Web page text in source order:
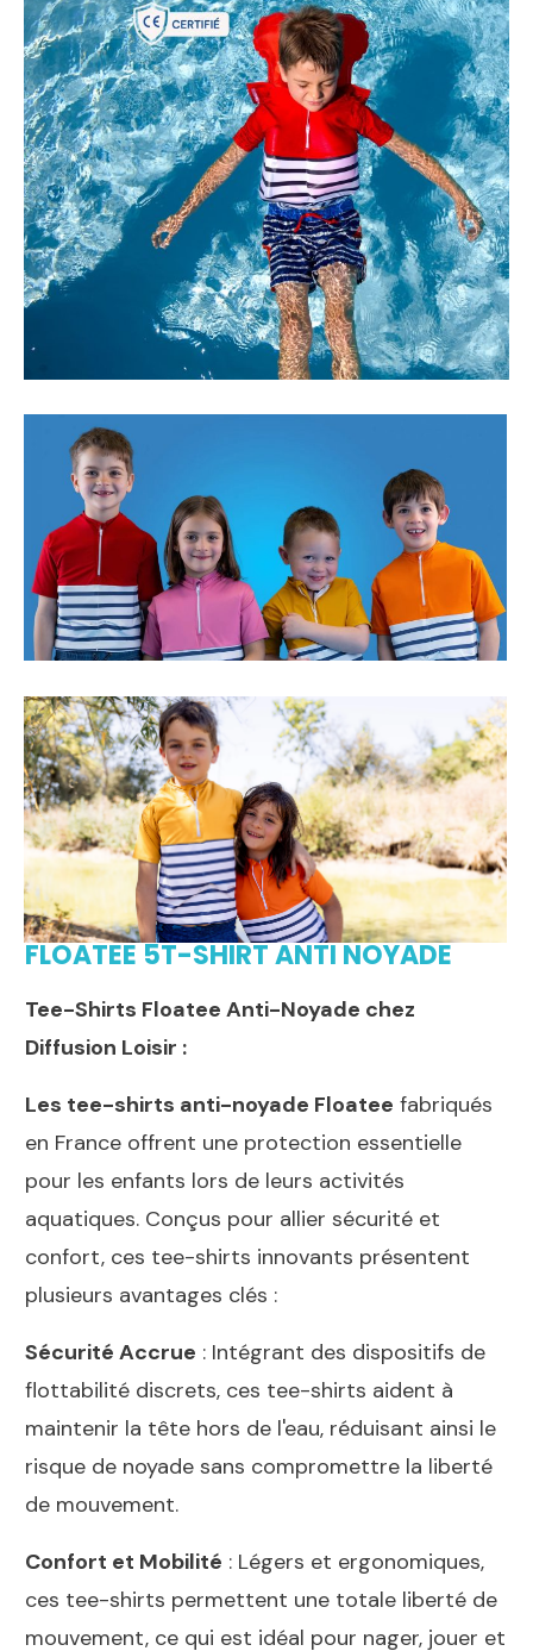
FLOATEE 5T-SHIRT ANTI NOYADE
Tee-Shirts Floatee Anti-Noyade chez
Diffusion Loisir :
Les tee-shirts anti-noyade Floatee fabriqués
en France offrent une protection essentielle
pour les enfants lors de leurs activités
aquatiques. Conçus pour allier sécurité et
confort, ces tee-shirts innovants présentent
plusieurs avantages clés :
Sécurité Accrue : Intégrant des dispositifs de
flottabilité discrets, ces tee-shirts aident à
maintenir la tête hors de l'eau, réduisant ainsi le
risque de noyade sans compromettre la liberté
de mouvement.
Confort et Mobilité : Légers et ergonomiques,
ces tee-shirts permettent une totale liberté de
mouvement, ce qui est idéal pour nager, jouer et